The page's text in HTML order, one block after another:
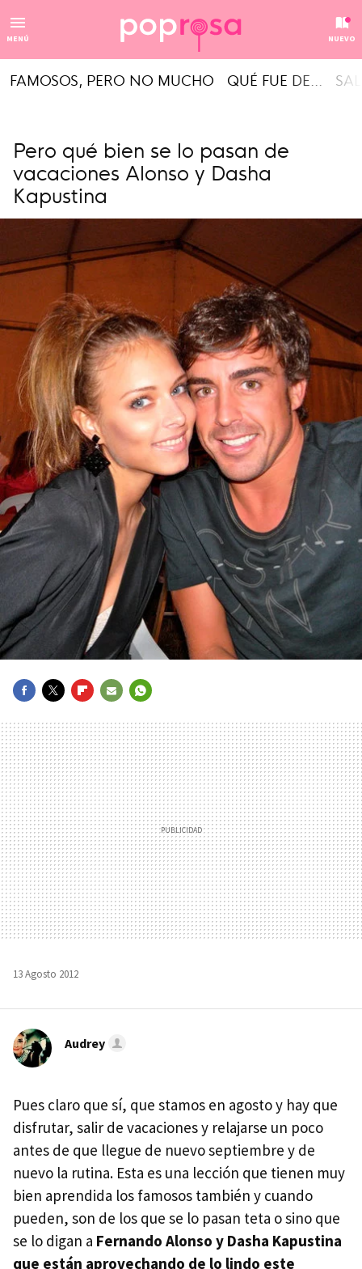
MENÚ NUEVO
FAMOSOS, PERO NO MUCHO QUÉ FUE DE...
Pero qué bien se lo pasan de
vacaciones Alonso y Dasha
Kapustina
MAIL
13 Agosto 2012
Audrey
Pues claro que sí, que stamos en agosto y hay que
disfrutar, salir de vacaciones y relajarse un poco
antes de que llegue de nuevo septiembre y de
nuevo la rutina. Esta es una lección que tienen muy
bien aprendida los famosos también y cuando
pueden, son de los que se lo pasan teta o sino que
se lo digan a Fernando Alonso y Dasha Kapustina
que están aprovechando de lo lindo este